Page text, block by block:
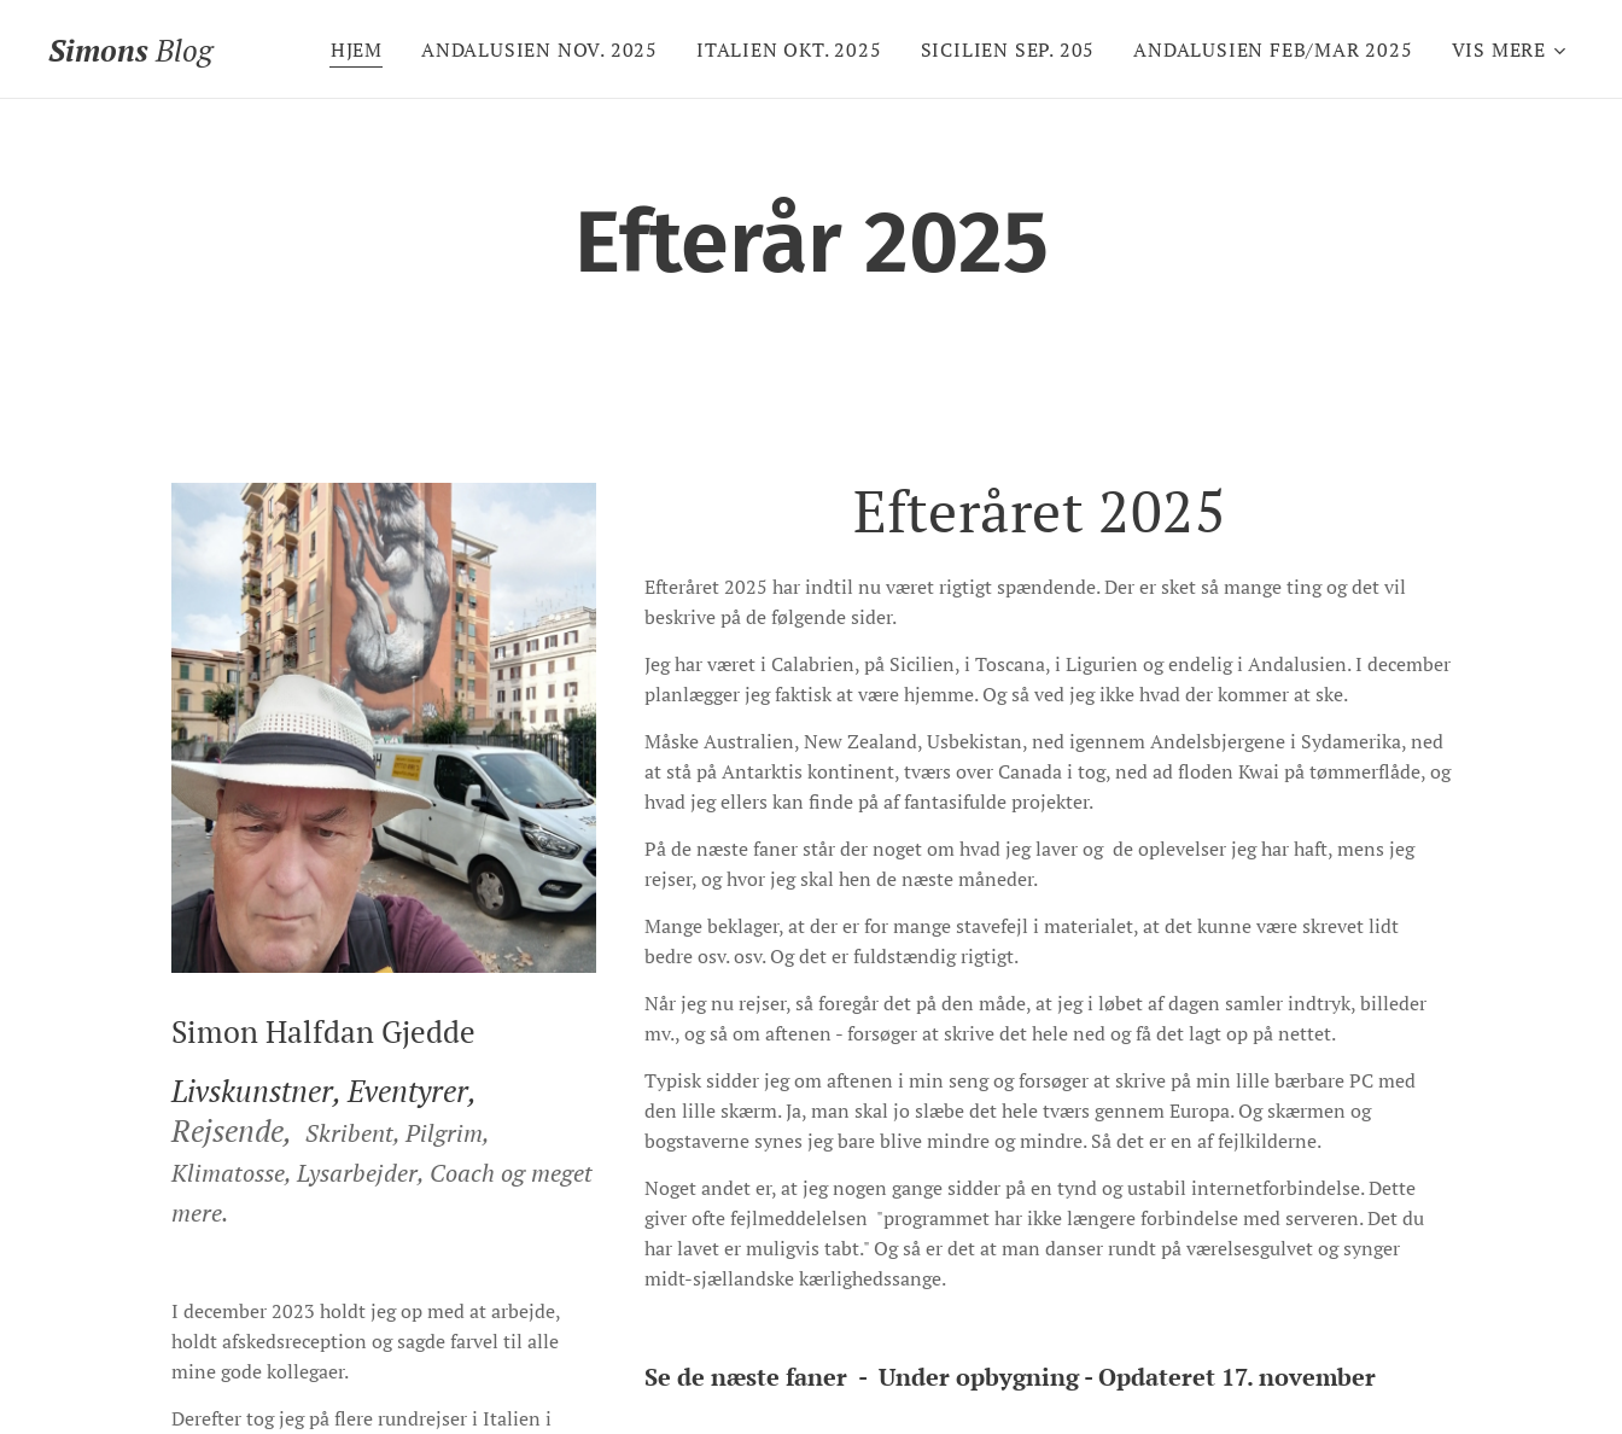
SimonsBlog HJEM ANDALUSIEN NOV. 2025 ITALIEN OKT. 2025 SICILIEN SEP. 205 ANDALUSIEN FEB/MAR 2025 VIS MERE
Efterår 2025
Simon Halfdan Gjedde
Livskunstner, Eventyrer,
Rejsende, Skribent, Pilgrim,
Klimatosse, Lysarbejder, Coach og meget
mere.
I december 2023 holdt jeg op med at arbejde,
holdt afskedsreception og sagde farvel til alle
mine gode kollegaer.
Derefter tog jeg på flere rundrejser i Italien i
Efteråret 2025
Efteråret 2025 har indtil nu været rigtigt spændende. Der er sket så mange ting og det vil
beskrive på de følgende sider.
Jeg har været i Calabrien, på Sicilien, i Toscana, i Ligurien og endelig i Andalusien. I december
planlægger jeg faktisk at være hjemme. Og så ved jeg ikke hvad der kommer at ske.
Måske Australien, New Zealand, Usbekistan, ned igennem Andelsbjergene i Sydamerika, ned
at stå på Antarktis kontinent, tværs over Canada i tog, ned ad floden Kwai på tømmerflåde, og
hvad jeg ellers kan finde på af fantasifulde projekter.
På de næste faner står der noget om hvad jeg laver og de oplevelser jeg har haft, mens jeg
rejser, og hvor jeg skal hen de næste måneder.
Mange beklager, at der er for mange stavefejl i materialet, at det kunne være skrevet lidt
bedre osv. osv. Og det er fuldstændig rigtigt.
Når jeg nu rejser, så foregår det på den måde, at jeg i løbet af dagen samler indtryk, billeder
mv., og så om aftenen - forsøger at skrive det hele ned og få det lagt op på nettet.
Typisk sidder jeg om aftenen i min seng og forsøger at skrive på min lille bærbare PC med
den lille skærm. Ja, man skal jo slæbe det hele tværs gennem Europa. Og skærmen og
bogstaverne synes jeg bare blive mindre og mindre. Så det er en af fejlkilderne.
Noget andet er, at jeg nogen gange sidder på en tynd og ustabil internetforbindelse. Dette
giver ofte fejlmeddelelsen "programmet har ikke længere forbindelse med serveren. Det du
har lavet er muligvis tabt." Og så er det at man danser rundt på værelsesgulvet og synger
midt-sjællandske kærlighedssange.
Se de næste faner - Under opbygning - Opdateret 17. november